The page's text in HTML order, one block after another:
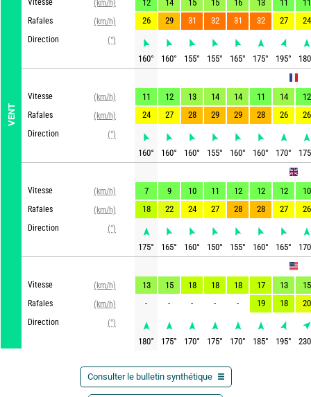
VENT
Vitesse
(km/h)
Rafales
(km/h)
Direction
(°)
Vitesse
(km/h)
Rafales
(km/h)
Direction
(°)
UKMO
Vitesse
(km/h)
Rafales
(km/h)
Direction
(°)
Vitesse
(km/h)
Rafales
(km/h)
Direction
(°)
12 14 15 15 16 13 11
11
26
29 31 32 31 32 27 24
160° 160° 155° 155° 165° 175° 195° 180
11 12 13 14 14 11 14
12
24
27 28 29 29 28 26 26
160° 160° 160° 155° 160° 160° 170° 175
7 9 10 11 12 12 12
10
18
22 24 27 28 28 27 26
175° 165° 160° 150° 155° 160° 165° 170
13 15 18 18 18 17 13
15
-
- - - - 19 18 20
180° 175° 170° 175° 170° 185° 195° 230
Consulter le bulletin synthétique